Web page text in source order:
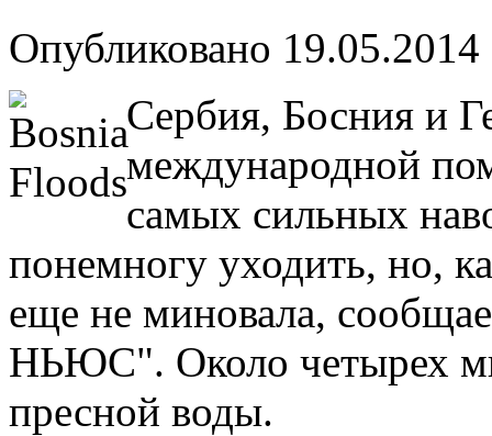
Опубликовано
Сербия, Босния и
международной
самых сильных
понемногу уходить, но,
еще не миновала,
НЬЮС". Около четырех
пресной воды.